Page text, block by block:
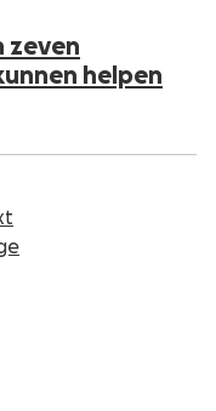
zeven
helpen